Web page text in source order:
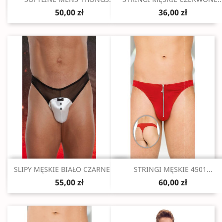
50,00 zł 36,00 zł
Szybki podgląd
SLIPY MĘSKIE BIAŁO CZARNE M/L
55,00 zł
Szybki podgląd
STRINGI MĘSKIE 4501...
60,00 zł